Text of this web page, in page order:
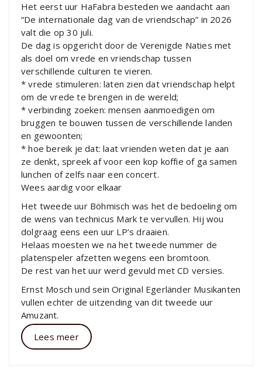
Het eerst uur HaFabra besteden we aandacht aan
“De internationale dag van de vriendschap” in 2026
valt die op 30 juli.
De dag is opgericht door de Verenigde Naties met
als doel om vrede en vriendschap tussen
verschillende culturen te vieren.
* vrede stimuleren: laten zien dat vriendschap helpt
om de vrede te brengen in de wereld;
* verbinding zoeken: mensen aanmoedigen om
bruggen te bouwen tussen de verschillende landen
en gewoonten;
* hoe bereik je dat: laat vrienden weten dat je aan
ze denkt, spreek af voor een kop koffie of ga samen
lunchen of zelfs naar een concert.
Wees aardig voor elkaar
Het tweede uur Böhmisch was het de bedoeling om
de wens van technicus Mark te vervullen. Hij wou
dolgraag eens een uur LP’s draaien.
Helaas moesten we na het tweede nummer de
platenspeler afzetten wegens een bromtoon.
De rest van het uur werd gevuld met CD versies.
Ernst Mosch und sein Original Egerländer Musikanten
vullen echter de uitzending van dit tweede uur
Amuzant.
Lees meer